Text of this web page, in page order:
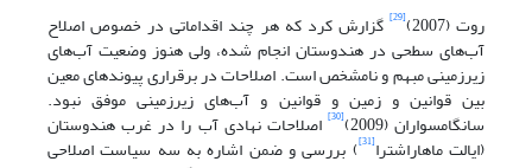
روت (2007)
[29] گزارش کرد که هر چند اقداماتی در خصوص اصلاح
آب‌های سطحی در هندوستان انجام شده، ولی هنوز وضعیت آب‌های
زیرزمینی مبهم و نامشخص است. اصلاحات در برقراری پیوندهای معین
بین قوانین و زمین و قوانین و آب‌های زیرزمینی موفق نبود.
سانگامسواران (2009) [30] اصلاحات نهادی آب را در غرب هندوستان
(ایالت ماهاراشترا[31] ) بررسی و ضمن اشاره به سه سیاست اصلاحی